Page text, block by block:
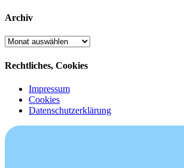
Archiv
Archiv
Rechtliches, Cookies
Impressum
Cookies
Datenschutzerklärung